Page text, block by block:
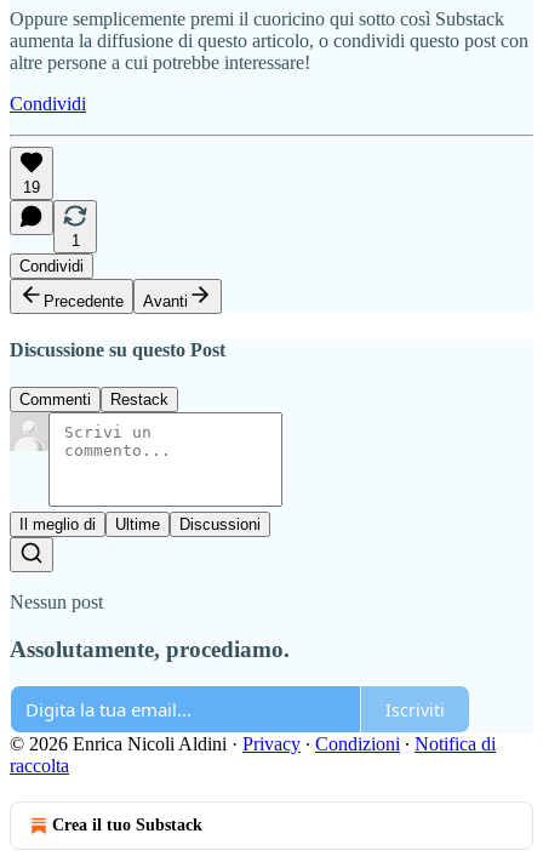
Oppure semplicemente premi il cuoricino qui sotto così Substack
aumenta la diffusione di questo articolo, o condividi questo post con
altre persone a cui potrebbe interessare!
Condividi
19
1
Condividi
Precedente
Avanti
Discussione su questo Post
Commenti Restack
Il meglio di Ultime Discussioni
Nessun post
Assolutamente, procediamo.
Iscriviti
© 2026 Enrica Nicoli Aldini · Privacy ∙ Condizioni ∙ Notifica di
raccolta
Crea il tuo Substack